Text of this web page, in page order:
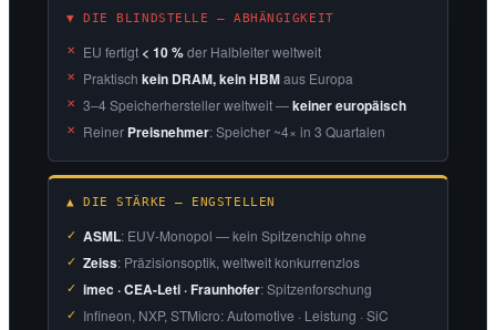
▼ DIE BLINDSTELLE — ABHÄNGIGKEIT
EU fertigt < 10 %der Halbleiter weltweit
Praktisch kein DRAM, kein HBMaus Europa
3–4 Speicherhersteller weltweit —keiner europäisch
Reiner Preisnehmer: Speicher ~4× in 3 Quartalen
▲ DIE STÄRKE — ENGSTELLEN
ASML: EUV-Monopol — kein Spitzenchip ohne
Zeiss: Präzisionsoptik, weltweit konkurrenzlos
imec · CEA-Leti · Fraunhofer: Spitzenforschung
Infineon, NXP, STMicro: Automotive · Leistung · SiC